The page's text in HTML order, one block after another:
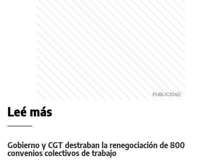
Leé más
Gobierno y CGT destraban la renegociación de 800
convenios colectivos de trabajo